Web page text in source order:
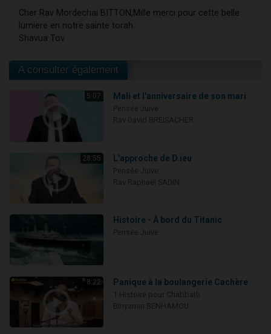
Cher Rav Mordechai BITTON,Mille merci pour cette belle
lumiere en notre sainte torah
Shavua Tov
A consulter également
5:07 Mali et l'anniversaire de son mari
28:55 L'approche de D.ieu
Histoire - À bord du Titanic
8:22 Panique à la boulangerie Cachère